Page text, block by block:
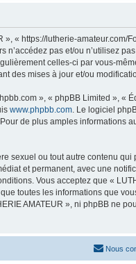
« https://lutherie-amateur.com/
pas et/ou n’utilisez
celles-ci par vous-
des mises à jour et/ou
», « phpBB Limited », «
www.phpbb.com . Le logiciel
de plus amples informations
sexuel ou tout autre contenu
et permanent, avec une
Vous acceptez que «
toutes les informations que
AMATEUR », ni phpBB ne
Nous